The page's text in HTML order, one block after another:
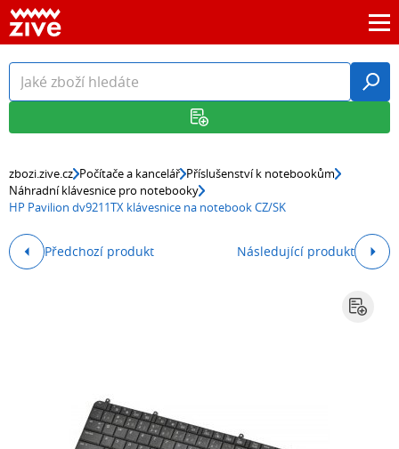
zbozi.zive.cz Počítače a kancelář Příslušenství k notebookům
Náhradní klávesnice pro notebooky
HP Pavilion dv9211TX klávesnice na notebook CZ/SK
Předchozí produkt Následující produkt